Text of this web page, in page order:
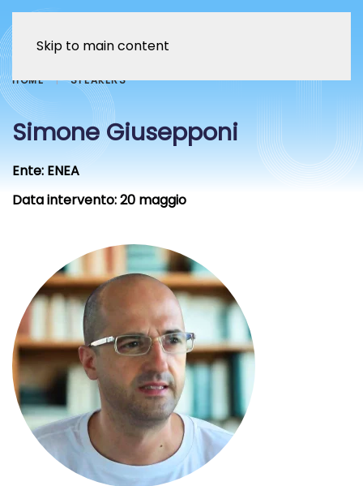
Skip to main content
HOME SPEAKERS
Simone Giusepponi
Ente: ENEA
Data intervento:20 maggio